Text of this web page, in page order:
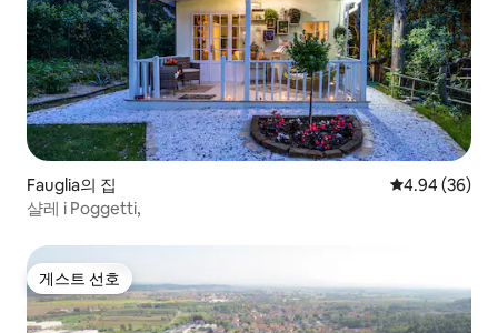
Fauglia의 집 평점 4.94점(5
4.94 (36)
샬레 i Poggetti,
게스트 선호
게스트 선호